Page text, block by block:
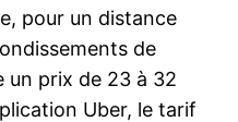
pour un distance
de
un prix de 23 à 32
Uber, le tarif